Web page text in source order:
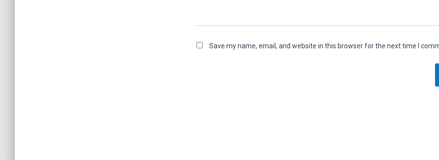
Save my name, email, and website in this browser for the next time I